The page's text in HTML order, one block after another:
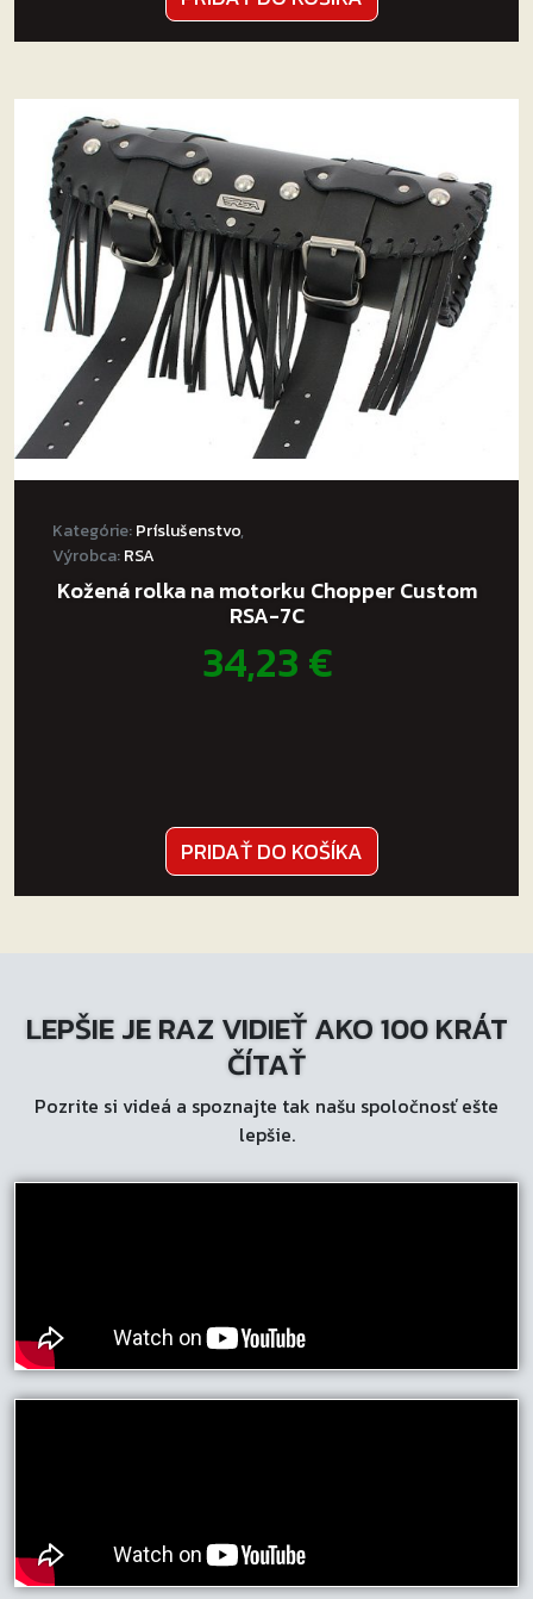
Kategórie:Príslušenstvo,
Výrobca:RSA
Kožená rolka na motorku Chopper Custom
RSA-7C
34,23€
PRIDAŤ DO KOŠÍKA
LEPŠIE JE RAZ VIDIEŤ AKO 100 KRÁT
ČÍTAŤ
Pozrite si videá a spoznajte tak našu spoločnosť ešte
lepšie.